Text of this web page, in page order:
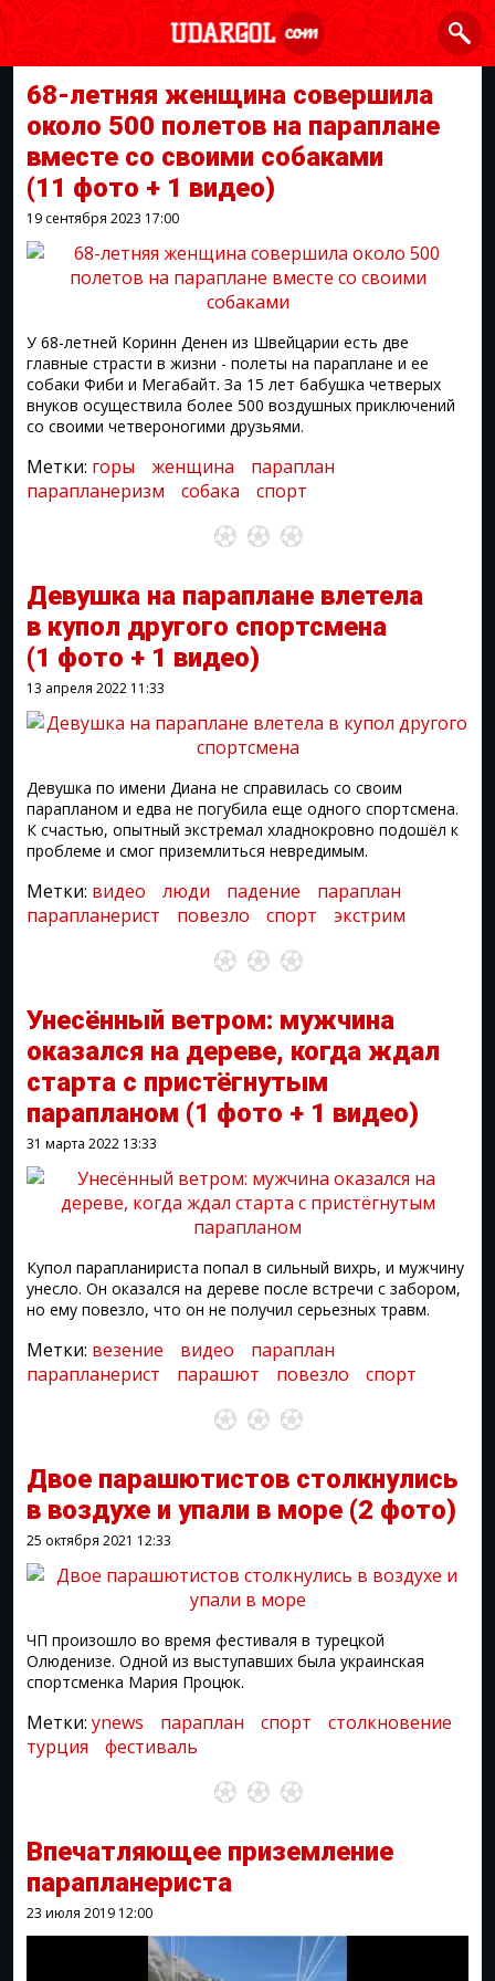
68-летняя женщина совершила
около 500 полетов на параплане
вместе со своими собаками
(11 фото + 1 видео)
19 сентября 2023 17:00
У 68-летней Коринн Денен из Швейцарии есть две
главные страсти в жизни - полеты на параплане и ее
собаки Фиби и Мегабайт. За 15 лет бабушка четверых
внуков осуществила более 500 воздушных приключений
со своими четвероногими друзьями.
Метки: горы женщина
параплан
парапланеризм
собака спорт
Девушка на параплане влетела
в купол другого спортсмена
(1 фото + 1 видео)
13 апреля 2022 11:33
Девушка по имени Диана не справилась со своим
парапланом и едва не погубила еще одного спортсмена.
К счастью, опытный экстремал хладнокровно подошёл к
проблеме и смог приземлиться невредимым.
Метки: видео люди падение
параплан
парапланерист
повезло спорт экстрим
Унесённый ветром: мужчина
оказался на дереве, когда ждал
старта с пристёгнутым
парапланом (1 фото + 1 видео)
31 марта 2022 13:33
Купол парапланириста попал в сильный вихрь, и мужчину
унесло. Он оказался на дереве после встречи с забором,
но ему повезло, что он не получил серьезных травм.
Метки: везение видео
параплан
парапланерист
парашют повезло спорт
Двое парашютистов столкнулись
в воздухе и упали в море (2 фото)
25 октября 2021 12:33
ЧП произошло во время фестиваля в турецкой
Олюденизе. Одной из выступавших была украинская
спортсменка Мария Процюк.
Метки: ynews параплан спорт
столкновение
турция
фестиваль
Впечатляющее приземление
парапланериста
23 июля 2019 12:00